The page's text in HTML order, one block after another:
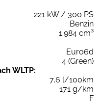
221 kW / 300 PS
Benzin
1.984 cm³
Euro6d
4 (Green)
WLTP:
7,6 l/100km
171 g/km
F